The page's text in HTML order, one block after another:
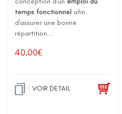
temps fonctionnel afin
d'assurer une bonne
répartition...
40,00€
VOIR DETAIL